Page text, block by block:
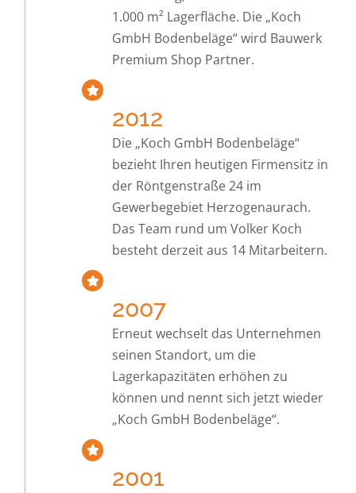
1.000 m² Lagerfläche. Die „Koch
GmbH Bodenbeläge“ wird Bauwerk
Premium Shop Partner.
2012
Die „Koch GmbH Bodenbeläge“
bezieht Ihren heutigen Firmensitz in
der Röntgenstraße 24 im
Gewerbegebiet Herzogenaurach.
Das Team rund um Volker Koch
besteht derzeit aus 14 Mitarbeitern.
2007
Erneut wechselt das Unternehmen
seinen Standort, um die
Lagerkapazitäten erhöhen zu
können und nennt sich jetzt wieder
„Koch GmbH Bodenbeläge“.
2001